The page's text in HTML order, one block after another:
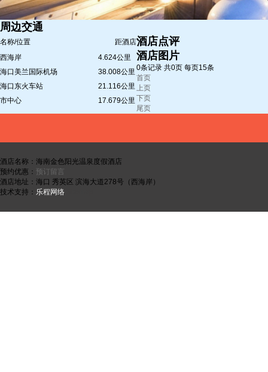
周边交通
名称/位置
距酒店
西海岸
4.624公里
海口美兰国际机场
38.008公里
海口东火车站
21.116公里
市中心
17.679公里
酒店点评
酒店图片
0条记录 共0页 每页15条
首页
上页
下页
尾页
酒店名称：海南金色阳光温泉度假酒店
预约优惠： 预订留言
酒店地址：海口 秀英区 滨海大道278号（西海岸）
技术支持： 乐程网络